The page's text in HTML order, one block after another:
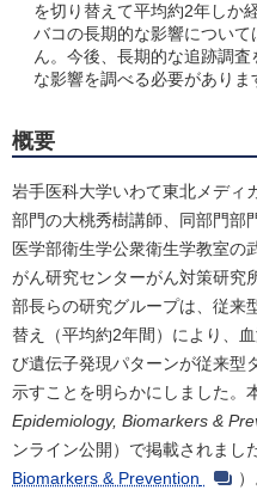
を切り替えて平均約2年しか
バコの長期的な影響につい
ん。今後、長期的な追跡調
な影響を調べる必要がありま
概要
岩手医科大学いわて東北メディ
部門の大桃秀樹講師、同部門部
医学部衛生学公衆衛生学教室の
がん研究センターがん対策研究
部長らの研究グループは、従来
替え（平均約2年間）により、
び遺伝子発現パターンが従来型
示すことを明らかにしました。
Epidemiology, Biomarkers &
ンライン公開）で掲載されまし
Biomarkers & Prevention
）